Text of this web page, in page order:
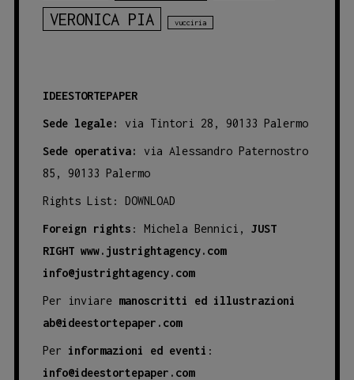
VERONICA PIA vucciria
IDEESTORTEPAPER
Sede legale: via Tintori 28, 90133 Palermo
Sede operativa:
via Alessandro Paternostro
85, 90133 Palermo
Rights List: DOWNLOAD
Foreign rights : Michela Bennici, JUST
RIGHT www.justrightagency.com
info@justrightagency.com
Per inviare manoscritti ed illustrazioni
ab@ideestortepaper.com
Per informazioni ed eventi :
info@ideestortepaper.com